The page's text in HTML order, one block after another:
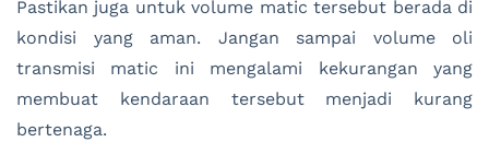
Pastikan juga untuk volume matic tersebut berada di
kondisi yang aman. Jangan sampai volume oli
transmisi matic ini mengalami kekurangan yang
membuat kendaraan tersebut menjadi kurang
bertenaga.